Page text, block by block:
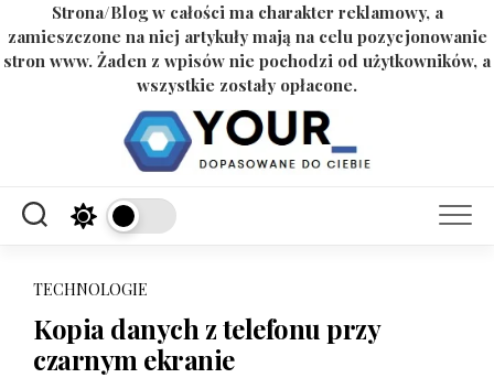
Strona/Blog w całości ma charakter reklamowy, a
zamieszczone na niej artykuły mają na celu pozycjonowanie
stron www. Żaden z wpisów nie pochodzi od użytkowników, a
wszystkie zostały opłacone.
TECHNOLOGIE
Kopia danych z telefonu przy
czarnym ekranie